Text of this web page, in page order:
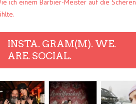
ich einem Barbier-Meister auf die Scheren
INSTA. GRAM(M). WE.
ARE. SOCIAL.